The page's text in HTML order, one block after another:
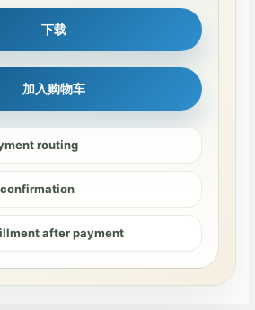
下载
加入购物车
routing
after payment